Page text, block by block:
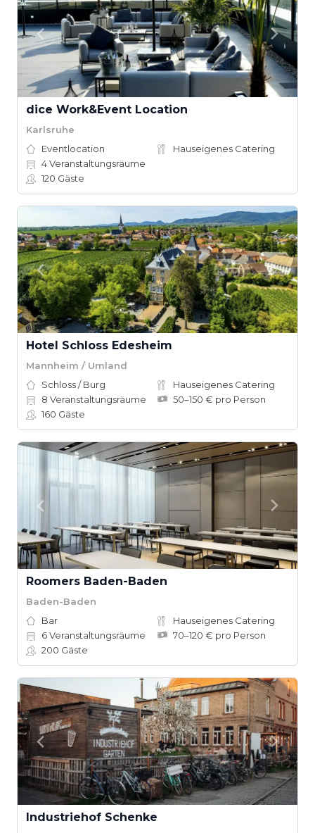
dice Work&Event Location
Karlsruhe
Eventlocation
Hauseigenes Catering
4Veranstaltungsräume
120 Gäste
Hotel Schloss Edesheim
Mannheim / Umland
Schloss / Burg
Hauseigenes Catering
8 Veranstaltungsräume
50–150 € pro Person
160 Gäste
Roomers Baden-Baden
Baden-Baden
Bar
Hauseigenes Catering
6Veranstaltungsräume
70–120 € pro Person
200 Gäste
Industriehof Schenke